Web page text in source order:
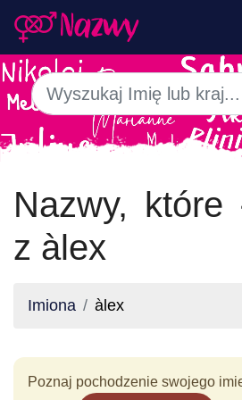
Nazwy, które
z àlex
Imiona àlex
Poznaj pochodzenie swojego